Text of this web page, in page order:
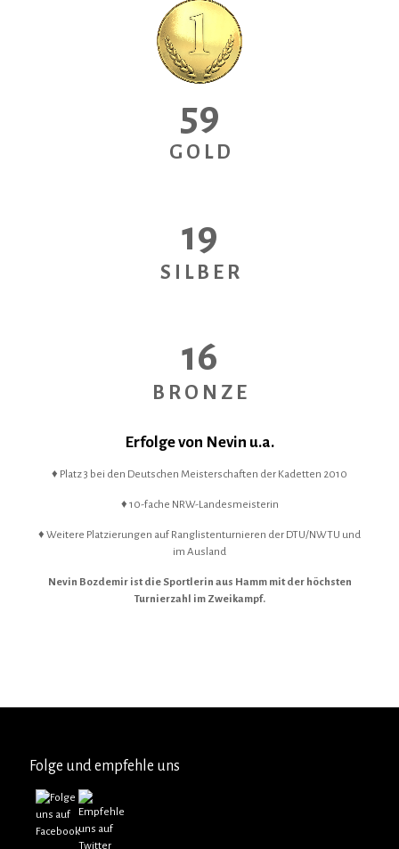
59
G O L D
19
S I L B E R
16
B R O N Z E
Erfolge von Nevin u.a.
♦ Platz 3 bei den Deutschen Meisterschaften der Kadetten 2010
♦ 10-fache NRW-Landesmeisterin
♦ Weitere Platzierungen auf Ranglistenturnieren der DTU/NWTU und
im Ausland
Nevin Bozdemir ist die Sportlerin aus Hamm mit der höchsten
Turnierzahl im Zweikampf.
Folge und empfehle uns